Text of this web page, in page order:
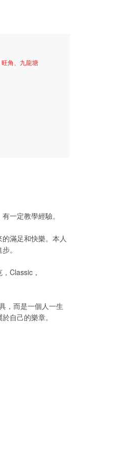
角、九龍塘
一定教學經驗。
滿足和快樂。本人
。
Classic，
，而是一個人一生
自己的樂章。